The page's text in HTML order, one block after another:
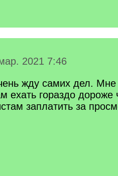
2021 7:46
жду самих дел. Мне
ехать гораздо
заплатить за